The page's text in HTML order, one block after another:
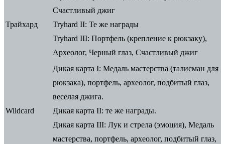
Трайхард
Счастливый джиг
Tryhard II: Те же награды
Tryhard III: Портфель (крепление к рюкзаку),
Археолог, Черный глаз, Счастливый джиг
Wildcard
Дикая карта I: Медаль мастерства (талисман для
рюкзака), портфель, археолог, подбитый глаз,
веселая джига.
Дикая карта II: те же награды.
Дикая карта III: Лук и стрела (эмоция), Медаль
мастерства, портфель, археолог, подбитый глаз,